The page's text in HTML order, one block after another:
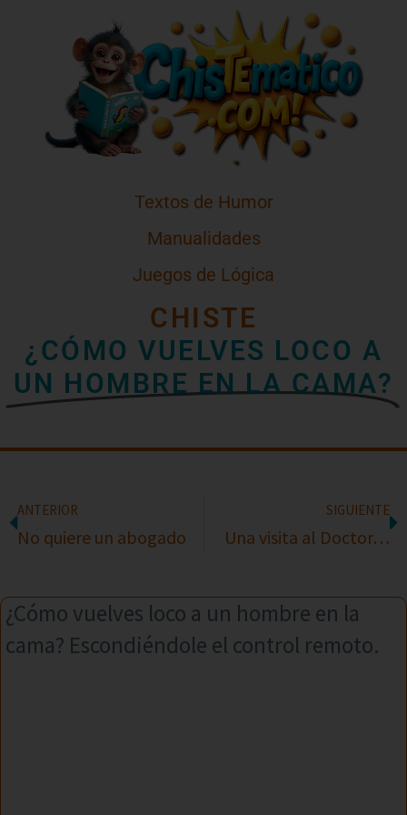
Textos de Humor
Manualidades
Juegos de Lógica
CHISTE
¿CÓMO VUELVES LOCO A
UN HOMBRE EN LA CAMA?
ANTERIOR
No quiere un abogado
SIGUIENTE
Una visita al Doctor…
¿Cómo vuelves loco a un hombre en la
cama? Escondiéndole el control remoto.